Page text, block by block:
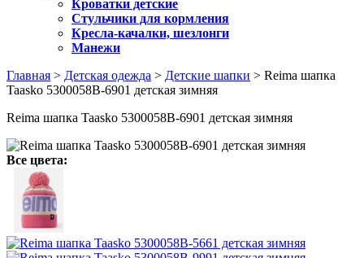
Кроватки детские
Стульчики для кормления
Кресла-качалки, шезлонги
Манежи
Главная > Детская одежда > Детские шапки > Reima шапка
Taasko 5300058B-6901 детская зимняя
Reima шапка Taasko 5300058B-6901 детская зимняя
Все цвета: